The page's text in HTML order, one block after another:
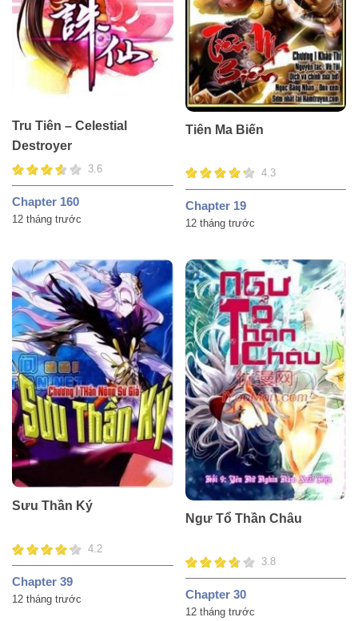
Tru Tiên – Celestial
Destroyer
3.6
Chapter 160
12 tháng trước
Tiên Ma Biến
4.3
Chapter 19
12 tháng trước
Sưu Thần Ký
4.2
Chapter 39
12 tháng trước
Ngư Tổ Thần Châu
3.8
Chapter 30
12 tháng trước